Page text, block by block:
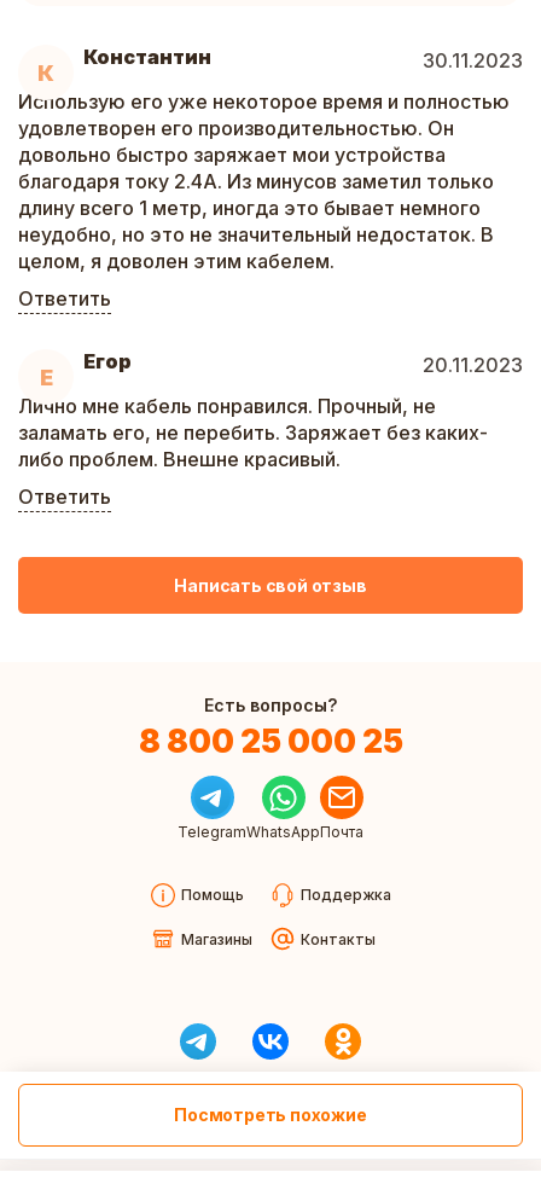
Посмотреть похожие
К
Константин
30.11.2023
Использую его уже некоторое время и полностью
удовлетворен его производительностью. Он
довольно быстро заряжает мои устройства
благодаря току 2.4А. Из минусов заметил только
длину всего 1 метр, иногда это бывает немного
неудобно, но это не значительный недостаток. В
целом, я доволен этим кабелем.
Ответить
Е
Егор
20.11.2023
Лично мне кабель понравился. Прочный, не
заламать его, не перебить. Заряжает без каких-
либо проблем. Внешне красивый.
Ответить
Написать свой отзыв
Есть вопросы?
8 800 25 000 25
TelegramWhatsAppПочта
Помощь Поддержка
Магазины Контакты